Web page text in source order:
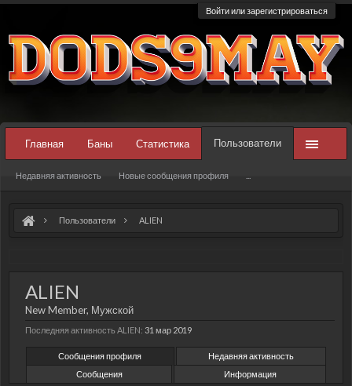
Войти или зарегистрироваться
Пользователи ALIEN
ALIEN
New Member, Мужской
Последняя активность ALIEN: 31 мар 2019
Сообщения профиля
Недавняя активность
Сообщения
Информация
Главная Баны Статистика Пользователи
Недавняя активность Новые сообщения профиля